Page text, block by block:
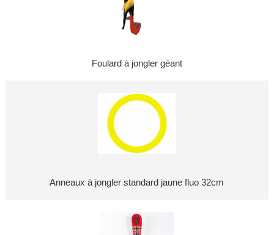
Foulard à jongler géant
Anneaux à jongler standard jaune fluo 32cm